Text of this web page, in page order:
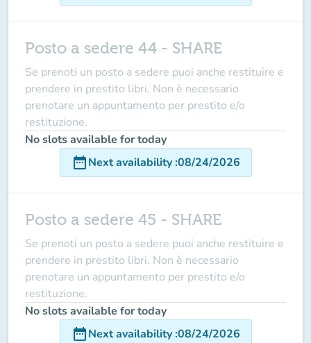
Posto a sedere 44 - SHARE
Se prenoti un posto a sedere puoi anche restituire e
prendere in prestito libri. Non è necessario
prenotare un appuntamento per prestito e/o
restituzione.
No slots available for today
date_rangeNext availability:08/24/2026
Posto a sedere 45 - SHARE
Se prenoti un posto a sedere puoi anche restituire e
prendere in prestito libri. Non è necessario
prenotare un appuntamento per prestito e/o
restituzione.
No slots available for today
date_rangeNext availability:08/24/2026